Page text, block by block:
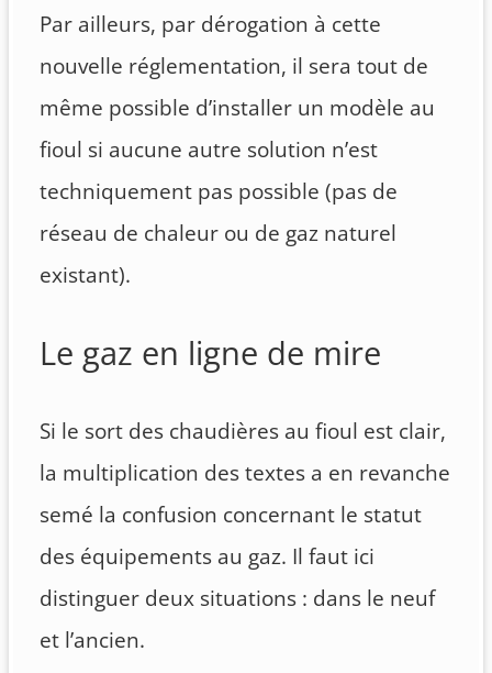
Par ailleurs, par dérogation à cette
nouvelle réglementation, il sera tout de
même possible d’installer un modèle au
fioul si aucune autre solution n’est
techniquement pas possible (pas de
réseau de chaleur ou de gaz naturel
existant).
Le gaz en ligne de mire
Si le sort des chaudières au fioul est clair,
la multiplication des textes a en revanche
semé la confusion concernant le statut
des équipements au gaz. Il faut ici
distinguer deux situations : dans le neuf
et l’ancien.